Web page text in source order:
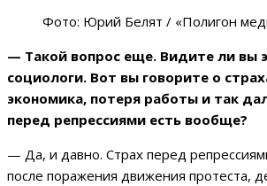
Фото: Юрий Белят / «Полигон
— Такой вопрос еще. Видите ли вы
социологи. Вот вы говорите о
экономика, потеря работы и так
перед репрессиями есть вообще?
— Да, и давно. Страх перед
после поражения движения протеста,